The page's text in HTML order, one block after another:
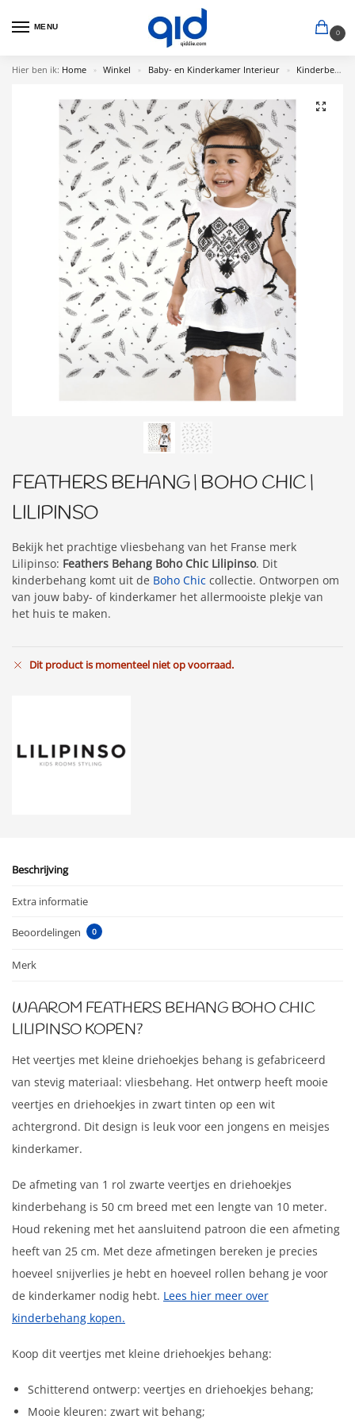
MENU
0
Hier ben ik: Home » Winkel » Baby- en Kinderkamer Interieur » Kinderbehang
FEATHERS BEHANG | BOHO CHIC |
LILIPINSO
Bekijk het prachtige vliesbehang van het Franse merk
Lilipinso: Feathers Behang Boho Chic Lilipinso. Dit
kinderbehang komt uit de Boho Chic collectie. Ontworpen om
van jouw baby- of kinderkamer het allermooiste plekje van
het huis te maken.
Dit product is momenteel niet op voorraad.
Beschrijving
Extra informatie
Beoordelingen 0
Merk
WAAROM FEATHERS BEHANG BOHO CHIC
LILIPINSO KOPEN?
Het veertjes met kleine driehoekjes behang is gefabriceerd
van stevig materiaal: vliesbehang. Het ontwerp heeft mooie
veertjes en driehoekjes in zwart tinten op een wit
achtergrond. Dit design is leuk voor een jongens en meisjes
kinderkamer.
De afmeting van 1 rol zwarte veertjes en driehoekjes
kinderbehang is 50 cm breed met een lengte van 10 meter.
Houd rekening met het aansluitend patroon die een afmeting
heeft van 25 cm. Met deze afmetingen bereken je precies
hoeveel snijverlies je hebt en hoeveel rollen behang je voor
de kinderkamer nodig hebt. Lees hier meer over
kinderbehang kopen.
Koop dit veertjes met kleine driehoekjes behang:
Schitterend ontwerp: veertjes en driehoekjes behang;
Mooie kleuren: zwart wit behang;